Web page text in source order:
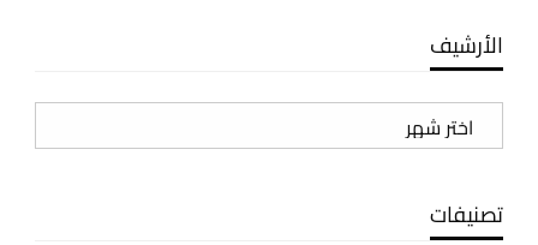
الأرشيف
الأرشيف
تصنيفات